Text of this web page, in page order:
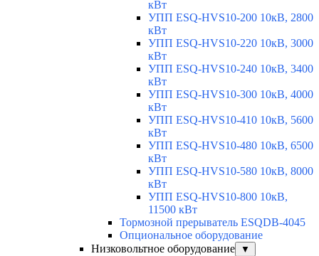
кВт
УПП ESQ-HVS10-200 10кВ, 2800
кВт
УПП ESQ-HVS10-220 10кВ, 3000
кВт
УПП ESQ-HVS10-240 10кВ, 3400
кВт
УПП ESQ-HVS10-300 10кВ, 4000
кВт
УПП ESQ-HVS10-410 10кВ, 5600
кВт
УПП ESQ-HVS10-480 10кВ, 6500
кВт
УПП ESQ-HVS10-580 10кВ, 8000
кВт
УПП ESQ-HVS10-800 10кВ,
11500 кВт
Тормозной прерыватель ESQDB-4045
Опциональное оборудование
Низковольтное оборудование
▼